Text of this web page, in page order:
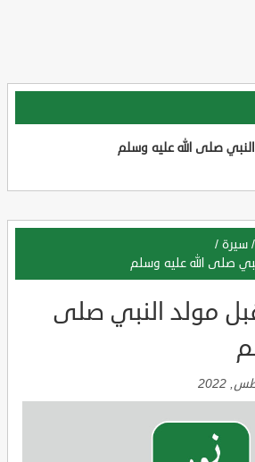
صلى الله عليه وسلم
/ سيرة /
صلى الله عليه وسلم
مولد النبي صلى